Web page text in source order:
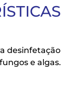
e algas.